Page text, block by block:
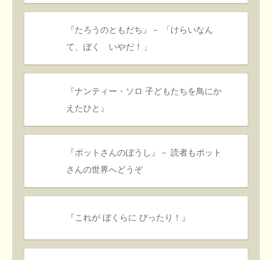
『たろうのともだち』－ 「けらいなん
て、ぼく いやだ！」
『ナンティー・ソロ 子どもたちを鳥にか
えたひと』
『ポットさんのぼうし』－ 読者もポット
さんの世界へどうぞ
『これが ぼくらに ぴったり！』